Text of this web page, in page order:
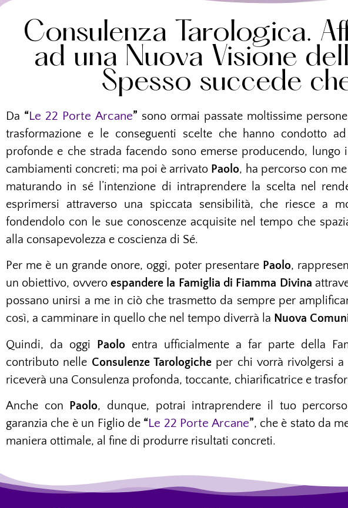
Consulenza Tarologica.
ad una Nuova Visione
Spesso succede
Da “Le 22 Porte Arcane” sono ormai passate moltissime
trasformazione e le conseguenti scelte che hanno condotto
profonde e che strada facendo sono emerse producendo,
cambiamenti concreti; ma poi è arrivato Paolo, ha percorso con
maturando in sé l’intenzione di intraprendere la scelta nel
esprimersi attraverso una spiccata sensibilità, che riesce a
fondendolo con le sue conoscenze acquisite nel tempo che
alla consapevolezza e coscienza di Sé.
Per me è un grande onore, oggi, poter presentare Paolo,
un obiettivo, ovvero espandere la Famiglia di Fiamma Divina
possano unirsi a me in ciò che trasmetto da sempre per
così, a camminare in quello che nel tempo diverrà la Nuova
Quindi, da oggi Paolo entra ufficialmente a far parte della
contributo nelle Consulenze Tarologicheper chi vorrà rivolgersi a
riceverà una Consulenza profonda, toccante, chiarificatrice e
Anche con Paolo, dunque, potrai intraprendere il tuo
garanzia che è un Figlio de “Le 22 Porte Arcane”, che è stato da
maniera ottimale, al fine di produrre risultati concreti.